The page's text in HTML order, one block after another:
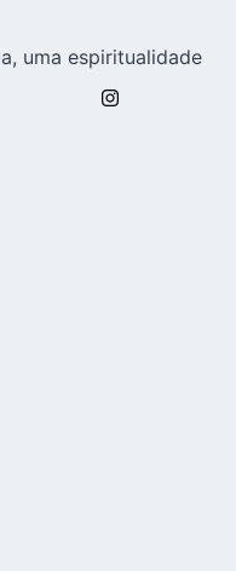
uma espiritualidade